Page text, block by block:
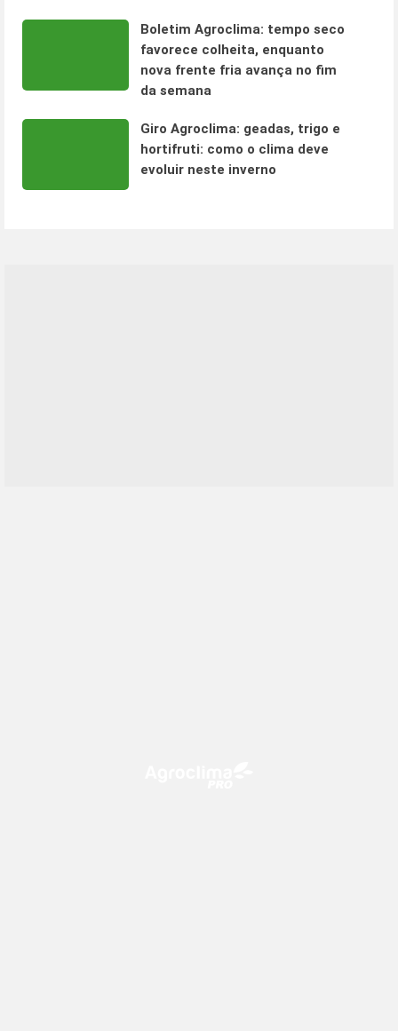
Boletim Agroclima: tempo seco
favorece colheita, enquanto
nova frente fria avança no fim
da semana
Giro Agroclima: geadas, trigo e
hortifruti: como o clima deve
evoluir neste inverno